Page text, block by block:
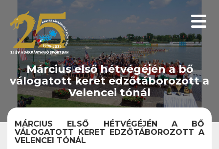
Március első hétvégéjén a bő
válogatott keret edzőtáborozott a
Velencei tónál
MÁRCIUS ELSŐ HÉTVÉGÉJÉN A BŐ
VÁLOGATOTT KERET EDZŐTÁBOROZOTT A
VELENCEI TÓNÁL